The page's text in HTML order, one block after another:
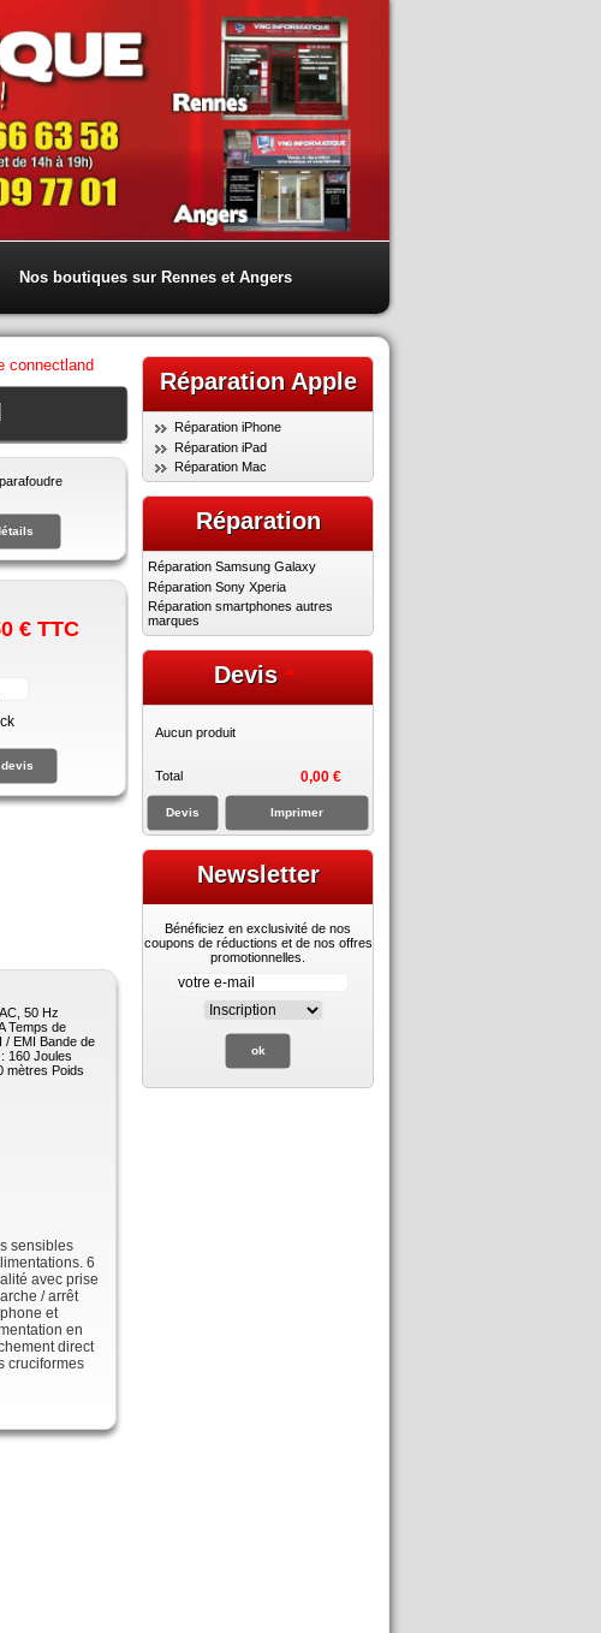
Nos boutiques sur Rennes et Angers
connectland
€TTC
50 Hz
Temps de
/ EMI Bande de
160 Joules
mètres Poids
sensibles
6
avec prise
/ arrêt
et
en
direct
cruciformes
Réparation Apple
Réparation iPhone
Réparation iPad
Réparation Mac
Réparation
Réparation Samsung Galaxy
Réparation Sony Xperia
Réparation smartphones autres
marques
Devis
Aucun produit
Total 0,00 €
Devis Imprimer
Newsletter
Bénéficiez en exclusivité de nos
coupons de réductions et de nos offres
promotionnelles.